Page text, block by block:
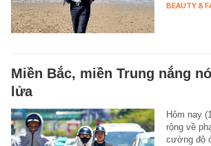
BEAUTY &
Miền Bắc, miền Trung nắng
lửa
Hôm nay
rộng về
cường độ